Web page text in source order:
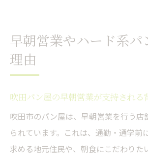
早朝営業やハード系パ
理由
吹田パン屋の早朝営業が支持される
吹田市のパン屋は、早朝営業を行う店
られています。これは、通勤・通学前
求める地元住民や、朝食にこだわりた